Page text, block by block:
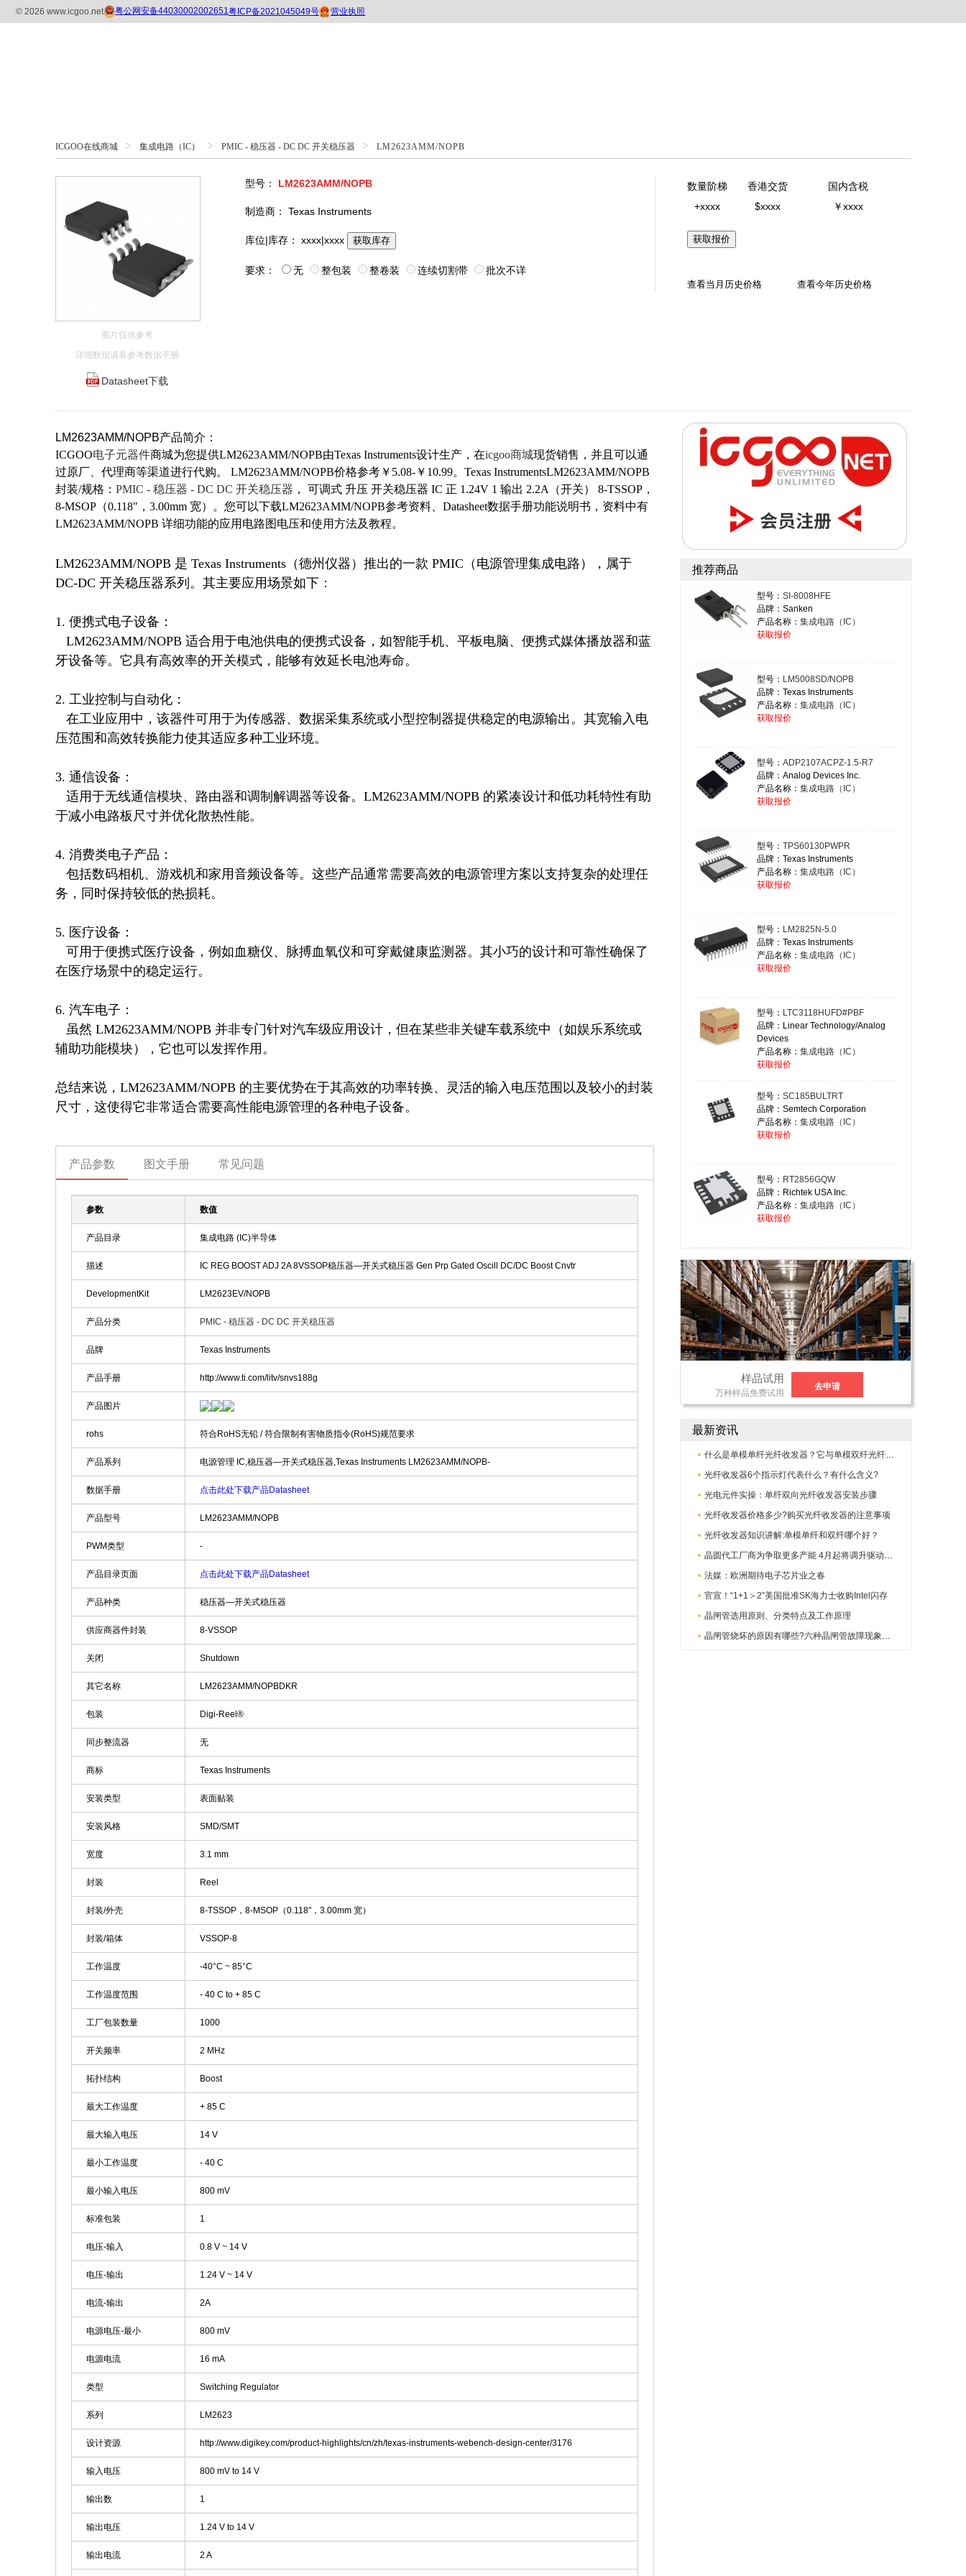
ICGOO在线商城 > 集成电路（IC） > PMIC - 稳压器 - DC DC 开关稳压器 > LM2623AMM/NOPB
图片仅供参考
详细数据请看参考数据手册
Datasheet下载
型号： LM2623AMM/NOPB
制造商： Texas Instruments
库位|库存： xxxx|xxxx 获取库存
要求： 无 整包装 整卷装 连续切割带 批次不详
数量阶梯 香港交货
国内含税
+xxxx
$xxxx ￥xxxx
获取报价
查看当月历史价格 查看今年历史价格
LM2623AMM/NOPB产品简介：
ICGOO电子元器件商城为您提供LM2623AMM/NOPB由Texas Instruments设计生产，在icgoo商城现货销售，并且可以通
过原厂、代理商等渠道进行代购。 LM2623AMM/NOPB价格参考￥5.08-￥10.99。Texas InstrumentsLM2623AMM/NOPB
封装/规格： PMIC - 稳压器 - DC DC 开关稳压器 ， 可调式 升压 开关稳压器 IC 正 1.24V 1 输出 2.2A（开关） 8-TSSOP，
8-MSOP（0.118"，3.00mm 宽）。您可以下载LM2623AMM/NOPB参考资料、Datasheet数据手册功能说明书，资料中有
LM2623AMM/NOPB 详细功能的应用电路图电压和使用方法及教程。
LM2623AMM/NOPB 是 Texas Instruments（德州仪器）推出的一款 PMIC（电源管理集成电路），属于
DC-DC 开关稳压器系列。其主要应用场景如下：
1. 便携式电子设备：
牙设备等。它具有高效率的开关模式，能够有效延长电池寿命。
2. 工业控制与自动化：
压范围和高效转换能力使其适应多种工业环境。
3. 通信设备：
于减小电路板尺寸并优化散热性能。
4. 消费类电子产品：
务，同时保持较低的热损耗。
5. 医疗设备：
在医疗场景中的稳定运行。
6. 汽车电子：
辅助功能模块），它也可以发挥作用。
总结来说，LM2623AMM/NOPB 的主要优势在于其高效的功率转换、灵活的输入电压范围以及较小的封装
尺寸，这使得它非常适合需要高性能电源管理的各种电子设备。
产品参数 图文手册 常见问题
参数 数值
产品目录 集成电路 (IC)半导体
描述 IC REG BOOST ADJ 2A 8VSSOP稳压器—开关式稳压器 Gen Prp Gated Oscill DC/DC Boost Cnvtr
DevelopmentKit LM2623EV/NOPB
产品分类 PMIC - 稳压器 - DC DC 开关稳压器
品牌 Texas Instruments
产品手册 http://www.ti.com/litv/snvs188g
产品图片
rohs 符合RoHS无铅 / 符合限制有害物质指令(RoHS)规范要求
产品系列 电源管理 IC,稳压器—开关式稳压器,Texas Instruments LM2623AMM/NOPB-
数据手册 点击此处下载产品Datasheet
产品型号 LM2623AMM/NOPB
PWM类型 -
产品目录页面 点击此处下载产品Datasheet
产品种类 稳压器—开关式稳压器
供应商器件封装 8-VSSOP
关闭 Shutdown
其它名称 LM2623AMM/NOPBDKR
包装 Digi-Reel®
同步整流器 无
商标 Texas Instruments
安装类型 表面贴装
安装风格 SMD/SMT
宽度 3.1 mm
封装 Reel
封装/外壳 8-TSSOP，8-MSOP（0.118"，3.00mm 宽）
封装/箱体 VSSOP-8
工作温度 -40°C ~ 85°C
工作温度范围 - 40 C to + 85 C
工厂包装数量 1000
开关频率 2 MHz
拓扑结构 Boost
最大工作温度 + 85 C
最大输入电压 14 V
最小工作温度 - 40 C
最小输入电压 800 mV
标准包装 1
电压-输入 0.8 V ~ 14 V
电压-输出 1.24 V ~ 14 V
电流-输出 2A
电源电压-最小 800 mV
电源电流 16 mA
类型 Switching Regulator
系列 LM2623
设计资源 http://www.digikey.com/product-highlights/cn/zh/texas-instruments-webench-design-center/3176
输入电压 800 mV to 14 V
输出数 1
输出电压 1.24 V to 14 V
输出电流 2 A
推荐商品
型号： SI-8008HFE
品牌：Sanken
产品名称： 集成电路（IC）
获取报价
型号： LM5008SD/NOPB
品牌：Texas Instruments
产品名称： 集成电路（IC）
获取报价
型号： ADP2107ACPZ-1.5-R7
品牌：Analog Devices Inc.
产品名称： 集成电路（IC）
获取报价
型号： TPS60130PWPR
品牌：Texas Instruments
产品名称： 集成电路（IC）
获取报价
型号： LM2825N-5.0
品牌：Texas Instruments
产品名称： 集成电路（IC）
获取报价
型号： LTC3118HUFD#PBF
品牌：Linear Technology/Analog
Devices
产品名称： 集成电路（IC）
获取报价
型号： SC185BULTRT
品牌：Semtech Corporation
产品名称： 集成电路（IC）
获取报价
型号： RT2856GQW
品牌：Richtek USA Inc.
产品名称： 集成电路（IC）
获取报价
样品试用
万种样品免费试用
去申请
最新资讯
什么是单模单纤光纤收发器？它与单模双纤光纤收发器有何不同?
光纤收发器6个指示灯代表什么？有什么含义?
光电元件实操：单纤双向光纤收发器安装步骤
光纤收发器价格多少?购买光纤收发器的注意事项
光纤收发器知识讲解:单模单纤和双纤哪个好？
晶圆代工厂商为争取更多产能 4月起将调升驱动IC代工报价
法媒：欧洲期待电子芯片业之春
官宣！“1+1＞2”美国批准SK海力士收购Intel闪存
晶闸管选用原则、分类特点及工作原理
晶闸管烧坏的原因有哪些?六种晶闸管故障现象分析